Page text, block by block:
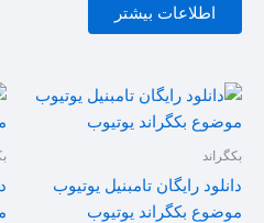
5
اطلاعات بیشتر
بکگراند
دانلود رایگان تامبنیل یوتیوب
موضوع بکگراند یوتیوب